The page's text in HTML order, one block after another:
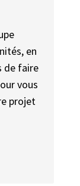
en
de faire
vous
projet